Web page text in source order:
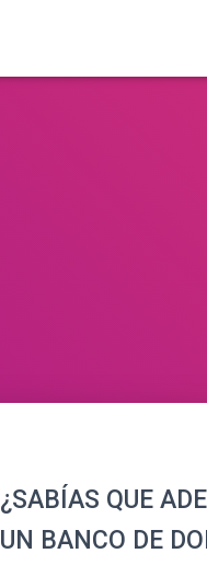
¿SABÍAS QUE
UN BANCO DE